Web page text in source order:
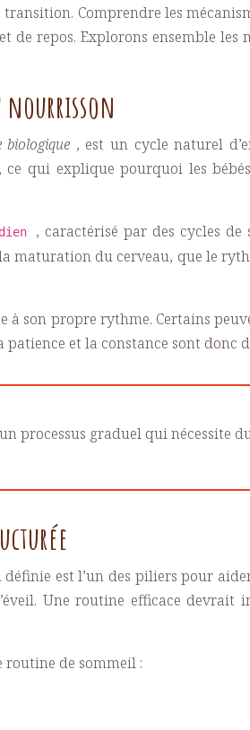
Comprendre les
de repos. Explorons ensemble
nourrisson
biologique , est un cycle naturel
ce qui explique pourquoi les
, caractérisé par des cycles de
maturation du cerveau, que le
son propre rythme. Certains
et la constance sont donc
processus graduel qui nécessite
est l’un des piliers pour
Une routine efficace
routine de sommeil :